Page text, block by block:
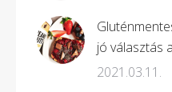
jó választás
2021.03.11.